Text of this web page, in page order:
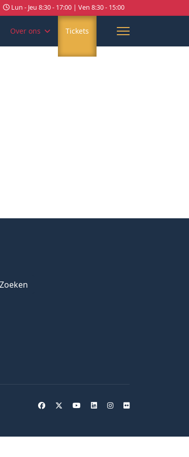
Lun - Jeu 8:30 - 17:00 | Ven 8:30 - 15:00
Over ons Tickets
Zoeken